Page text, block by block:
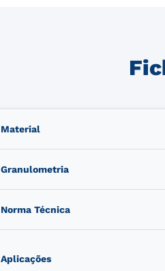
Material
Granulometria
Norma Técnica
Aplicações